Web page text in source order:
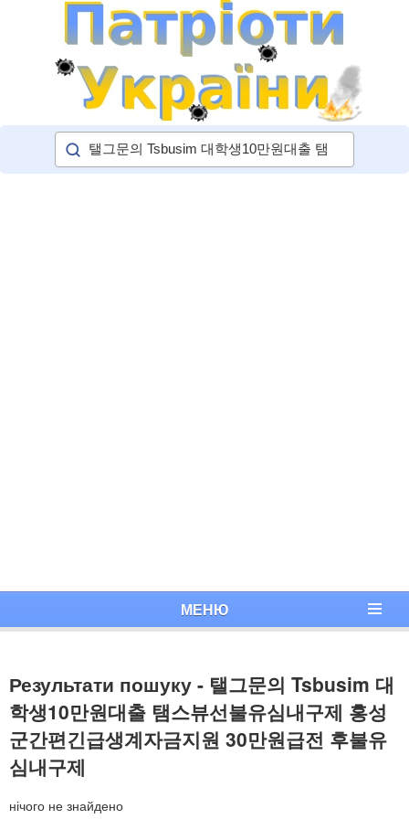
МЕНЮ
Результати пошуку - 탤그문의 Tsbusim 대
학생10만원대출 탬스뷰선불유심내구제 홍성
군간편긴급생계자금지원 30만원급전 후불유
심내구제
нічого не знайдено